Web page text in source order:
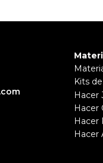
Kits
Hacer
Hacer
Hacer
Hacer